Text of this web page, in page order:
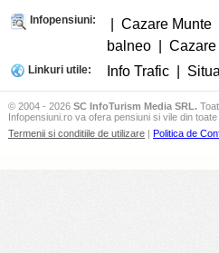
Infopensiuni: Cazare Munte
balneo
Cazare
Linkuri utile: Info Trafic
© 2004 - 2026 SC InfoTurism Media SRL.
Infopensiuni.ro va ofera pensiuni si vile din
Termenii si conditiile de utilizare | Politica de